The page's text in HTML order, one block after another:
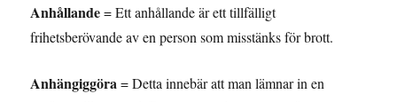
Anhållande= Ett anhållande är ett tillfälligt
frihetsberövande av en person som misstänks för brott.
Anhängiggöra= Detta innebär att man lämnar in en